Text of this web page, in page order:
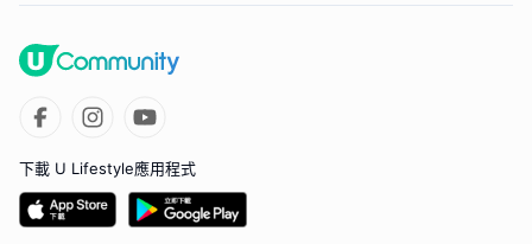
下載 U Lifestyle應用程式